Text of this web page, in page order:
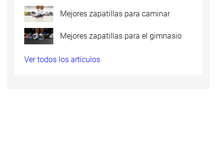
Mejores zapatillas para caminar
Mejores zapatillas para el gimnasio
Ver todos los artículos